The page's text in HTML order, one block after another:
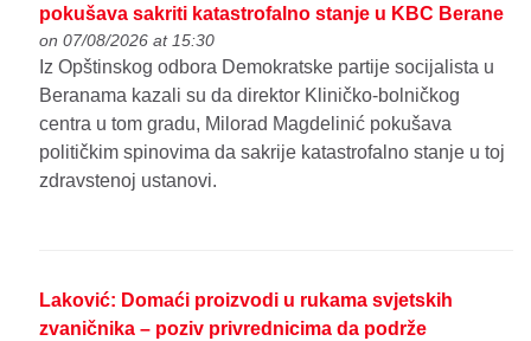
pokušava sakriti katastrofalno stanje u KBC Berane
on 07/08/2026 at 15:30
Iz Opštinskog odbora Demokratske partije socijalista u
Beranama kazali su da direktor Kliničko-bolničkog
centra u tom gradu, Milorad Magdelinić pokušava
političkim spinovima da sakrije katastrofalno stanje u toj
zdravstenoj ustanovi.
Laković: Domaći proizvodi u rukama svjetskih
zvaničnika – poziv privrednicima da podrže